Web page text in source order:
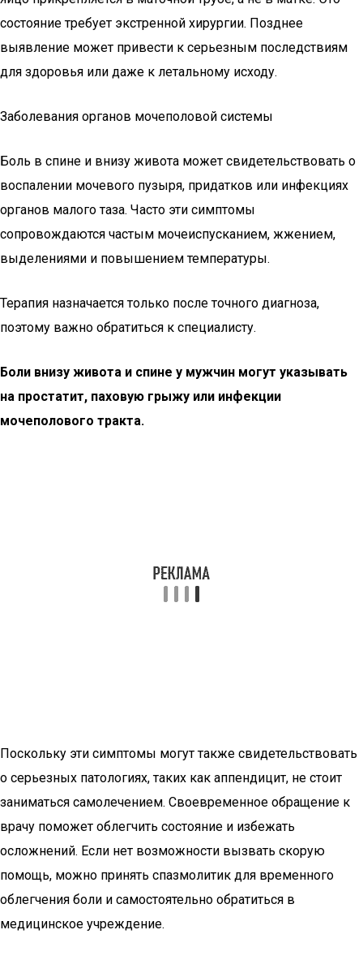
состояние требует экстренной хирургии. Позднее
выявление может привести к серьезным последствиям
для здоровья или даже к летальному исходу.
Заболевания органов мочеполовой системы
Боль в спине и внизу живота может свидетельствовать о
воспалении мочевого пузыря, придатков или инфекциях
органов малого таза. Часто эти симптомы
сопровождаются частым мочеиспусканием, жжением,
выделениями и повышением температуры.
Терапия назначается только после точного диагноза,
поэтому важно обратиться к специалисту.
Боли внизу живота и спине у мужчин могут указывать
на простатит, паховую грыжу или инфекции
мочеполового тракта.
Поскольку эти симптомы могут также свидетельствовать
о серьезных патологиях, таких как аппендицит, не стоит
заниматься самолечением. Своевременное обращение к
врачу поможет облегчить состояние и избежать
осложнений. Если нет возможности вызвать скорую
помощь, можно принять спазмолитик для временного
облегчения боли и самостоятельно обратиться в
медицинское учреждение.